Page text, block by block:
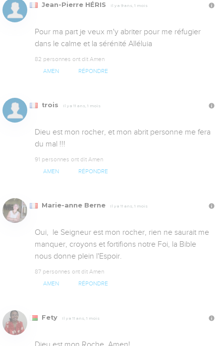
Jean-Pierre HÉRIS Il y a 9 ans, 1 mois
Pour ma part je veux m'y abriter pour me réfugier
dans le calme et la sérénité Alléluia
82 personnes ont dit Amen
AMEN RÉPONDRE
trois Il y a 11 ans, 1 mois
Dieu est mon rocher, et mon abrit personne me fera
du mal !!!
91 personnes ont dit Amen
AMEN RÉPONDRE
Marie-anne Berne Il y a 11 ans, 1 mois
Oui,  le Seigneur est mon rocher, rien ne saurait me
manquer, croyons et fortifions notre Foi, la Bible
nous donne plein l'Espoir.
87 personnes ont dit Amen
AMEN RÉPONDRE
Fety Il y a 11 ans, 1 mois